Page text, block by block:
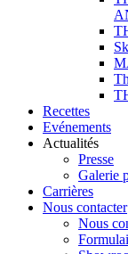
Recettes
Evénements
Actualités
Presse
Galerie
Carrières
Nous contacter
Nous